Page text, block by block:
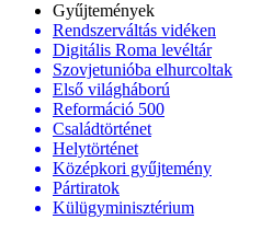
Gyűjtemények
Rendszerváltás vidéken
Digitális Roma levéltár
Szovjetunióba elhurcoltak
Első világháború
Reformáció 500
Családtörténet
Helytörténet
Középkori gyűjtemény
Pártiratok
Külügyminisztérium